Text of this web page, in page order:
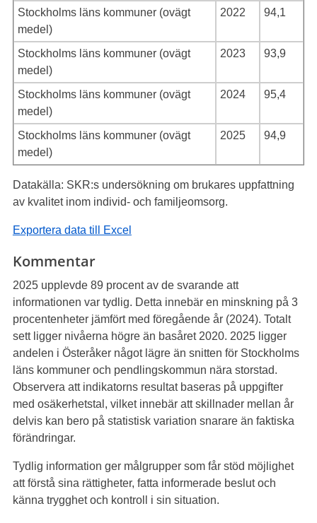
Stockholms läns kommuner (ovägt
medel)
2022 94,1
Stockholms läns kommuner (ovägt
medel)
2023 93,9
Stockholms läns kommuner (ovägt
medel)
2024 95,4
Stockholms läns kommuner (ovägt
medel)
2025 94,9
Datakälla: SKR:s undersökning om brukares uppfattning
av kvalitet inom individ- och familjeomsorg.
Exportera data till Excel
Kommentar
2025 upplevde 89 procent av de svarande att
informationen var tydlig. Detta innebär en minskning på 3
procentenheter jämfört med föregående år (2024). Totalt
sett ligger nivåerna högre än basåret 2020. 2025 ligger
andelen i Österåker något lägre än snitten för Stockholms
läns kommuner och pendlingskommun nära storstad.
Observera att indikatorns resultat baseras på uppgifter
med osäkerhetstal, vilket innebär att skillnader mellan år
delvis kan bero på statistisk variation snarare än faktiska
förändringar.
Tydlig information ger målgrupper som får stöd möjlighet
att förstå sina rättigheter, fatta informerade beslut och
känna trygghet och kontroll i sin situation.